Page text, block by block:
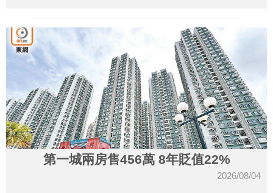
第一城兩房售456萬 8年貶值22%
2026/08/04